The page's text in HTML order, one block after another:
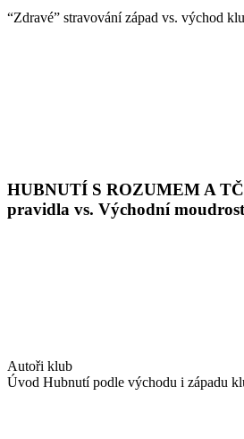
“Zdravé” stravování západ vs. východ
HUBNUTÍ S ROZUMEM A
pravidla vs. Východní moudrost
Autoři klub
Úvod Hubnutí podle východu i západu